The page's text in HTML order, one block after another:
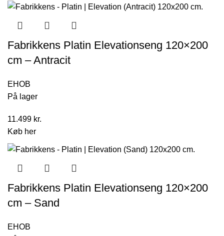
Fabrikkens Platin Elevationseng 120×200
cm – Antracit
EHOB
På lager
11.499 kr.
Køb her
Fabrikkens Platin Elevationseng 120×200
cm – Sand
EHOB